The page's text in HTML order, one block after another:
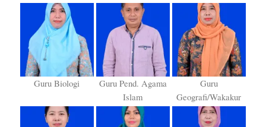
Guru Biologi
Guru Pend. Agama
Islam
Guru
Geografi/Wakakur